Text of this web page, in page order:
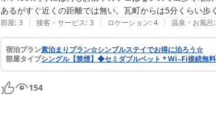
あるがすぐ近くの距離では無い。瓦町からは5分くらい歩
部屋: 3 | 接客・サービス: 3 | ロケーション: 4 | 温泉・お風呂:
宿泊プラン素泊まりプラン☆シンプルステイでお得に泊ろう☆
部屋タイプシングル【禁煙】◆セミダブルベット＊Wi−Fi接続無料
154